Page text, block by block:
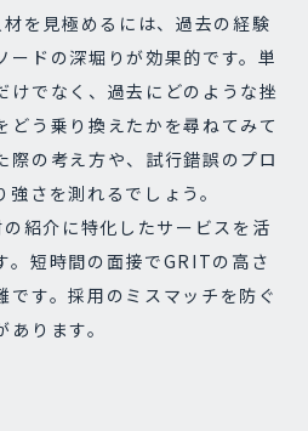
を見極めるには、過去の経験
ードの深堀りが効果的です。単
けでなく、過去にどのような挫
どう乗り換えたかを尋ねてみて
際の考え方や、試行錯誤のプロ
さを測れるでしょう。
紹介に特化したサービスを活
。短時間の面接でGRITの高さ
です。採用のミスマッチを防ぐ
ります。